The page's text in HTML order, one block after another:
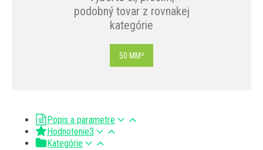
podobný tovar z rovnakej
kategórie
50 MM²
Popis a parametre
Hodnotenie3
Kategórie